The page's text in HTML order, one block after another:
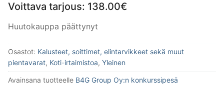
Voittava tarjous: 138.00€
Huutokauppa päättynyt
Osastot: Kalusteet, soittimet, elintarvikkeet sekä muut
pientavarat, Koti-irtaimistoa, Yleinen
Avainsana tuotteelle B4G Group Oy:n konkurssipesä